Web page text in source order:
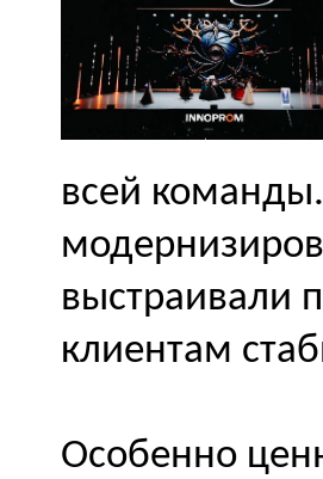
всей
выстраивали
клиентам
Особенно